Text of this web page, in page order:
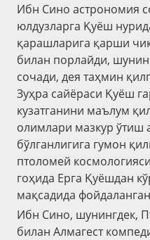
Ибн Сино астрономия
юлдузларга Қуёш
қарашларига қарши
билан порлайди,
сочади, дея таҳмин
Зуҳра сайёраси Қуёш
кузатганини маълум
олимлари мазкур ўтиш
бўлганлигига гумон
птоломей
гоҳида Ерга Қуёшдан
мақсадида
Ибн Сино, шунингдек,
билан Алмагест